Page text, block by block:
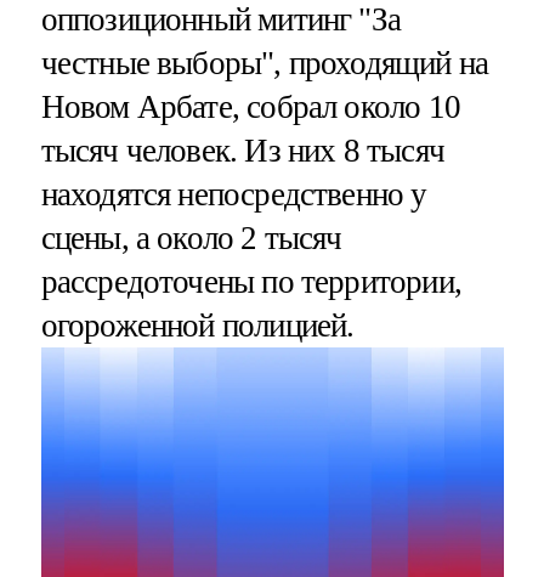
оппозиционный митинг "За
честные выборы", проходящий на
Новом Арбате, собрал около 10
тысяч человек. Из них 8 тысяч
находятся непосредственно у
сцены, а около 2 тысяч
рассредоточены по территории,
огороженной полицией.